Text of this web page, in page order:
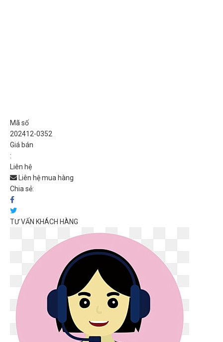
Mã số
202412-0352
Giá bán
:
Liên hệ
Liên hệ mua hàng
Chia sẻ:
TƯ VẤN KHÁCH HÀNG